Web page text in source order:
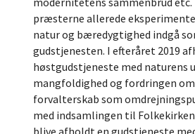
præsterne allerede
natur og bæredygtighed indgå
gudstjenesten. I efteråret 2019
høstgudstjeneste med naturens
mangfoldighed og fordringen
forvalterskab som
med indsamlingen til
blive afholdt en gudstjeneste